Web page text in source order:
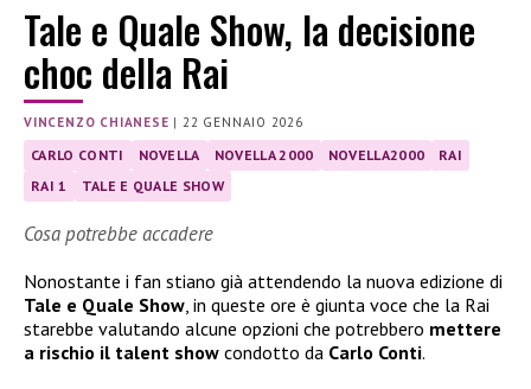
Tale e Quale Show, la decisione
choc della Rai
VINCENZO CHIANESE |22 GENNAIO 2026
CARLO CONTI NOVELLA NOVELLA 2000 NOVELLA2000
RAI
RAI 1
TALE E QUALE SHOW
Cosa potrebbe accadere
Nonostante i fan stiano già attendendo la nuova edizione di
Tale e Quale Show , in queste ore è giunta voce che la Rai
starebbe valutando alcune opzioni che potrebbero mettere
a rischio il talent show condotto da Carlo Conti.